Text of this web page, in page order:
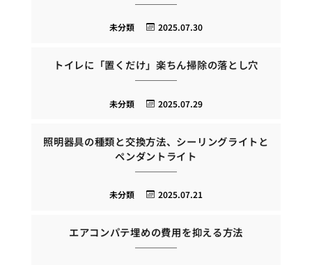
2025.07.30
未分類
トイレに「置くだけ」楽ちん掃除の落とし穴
2025.07.29
未分類
照明器具の種類と交換方法、シーリングライトと
ペンダントライト
2025.07.21
未分類
エアコンパテ埋めの費用を抑える方法